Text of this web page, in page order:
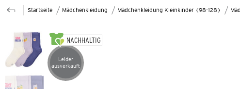
Startseite Mädchenkleidung Mädchenkleidung Kleinkinder (98-128)
NACHHALTIG
Artikel leider ausverkauft
Leider
ausverkauft